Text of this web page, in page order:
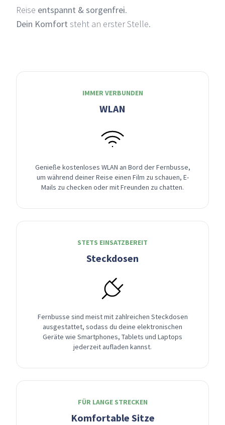
Reise entspannt & sorgenfrei.
Dein Komfort steht an erster Stelle.
IMMER VERBUNDEN
WLAN
Genieße kostenloses WLAN an Bord der Fernbusse,
um während deiner Reise einen Film zu schauen, E-
Mails zu checken oder mit Freunden zu chatten.
STETS EINSATZBEREIT
Steckdosen
Fernbusse sind meist mit zahlreichen Steckdosen
ausgestattet, sodass du deine elektronischen
Geräte wie Smartphones, Tablets und Laptops
jederzeit aufladen kannst.
FÜR LANGE STRECKEN
Komfortable Sitze